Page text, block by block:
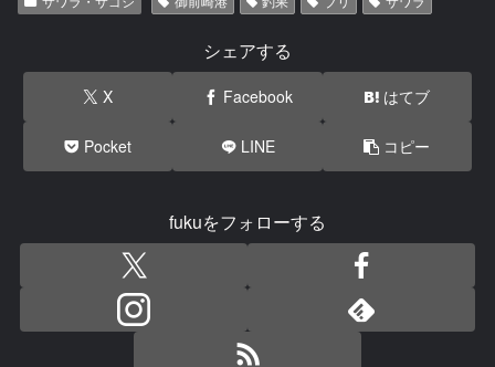
シェアする
X Facebook はてブ
Pocket LINE コピー
fukuをフォローする